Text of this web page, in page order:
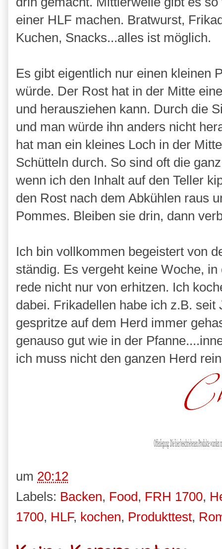
einer HLF machen. Bratwurst,
Kuchen, Snacks...alles ist möglich.
Es gibt eigentlich nur einen kleinen
würde. Der Rost hat in der Mitte
und herausziehen kann. Durch die
und man würde ihn anders nicht
hat man ein kleines Loch in der
Schütteln durch. So sind oft die
wenn ich den Inhalt auf den Teller
den Rost nach dem Abkühlen raus
Pommes. Bleiben sie drin, dann
Ich bin vollkommen begeistert von
ständig. Es vergeht keine Woche,
rede nicht nur von erhitzen. Ich
dabei. Frikadellen habe ich z.B.
gespritze auf dem Herd immer
genauso gut wie in der
ich muss nicht den ganzen Herd
um 20:12
Labels: Backen, Food, FRH 1700,
1700, HLF, kochen, Produkttest,